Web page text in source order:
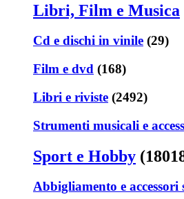
Libri, Film e Musica
Cd e dischi in vinile (29)
Film e dvd (168)
Libri e riviste (2492)
Strumenti musicali e
Sport e Hobby
Abbigliamento e